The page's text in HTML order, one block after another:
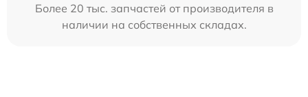
Более 20 тыс. запчастей от производителя в
наличии на собственных складах.